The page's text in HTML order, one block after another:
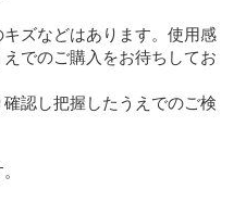
ズなどはあります。使用感
でのご購入をお待ちしてお
認し把握したうえでのご検